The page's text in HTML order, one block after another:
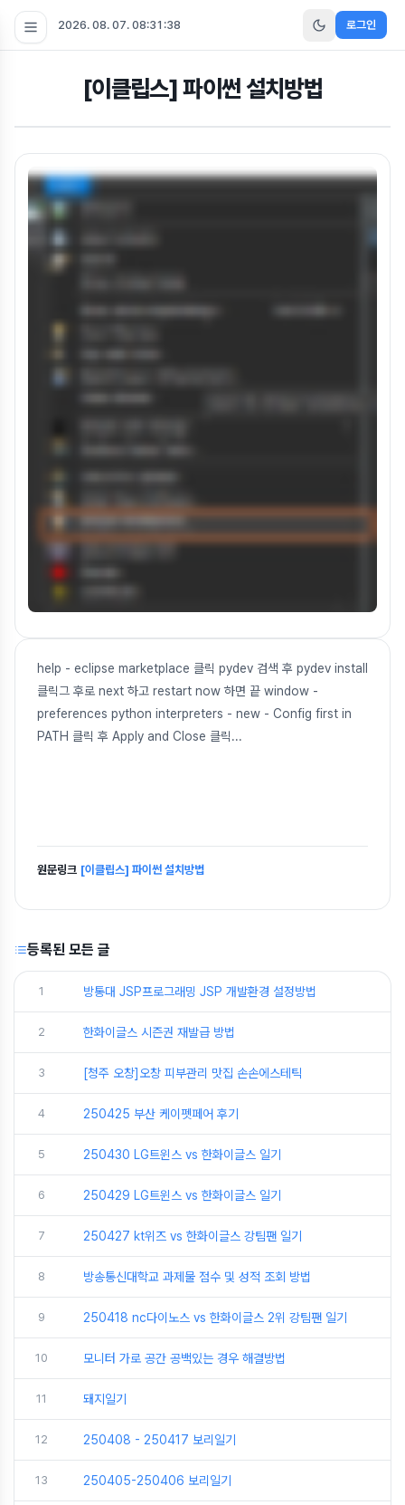
2026. 08. 07. 08:31:39 로그인
[이클립스] 파이썬 설치방법
help - eclipse marketplace 클릭 pydev 검색 후 pydev install
클릭그 후로 next 하고 restart now 하면 끝 window -
preferences python interpreters - new - Config first in
PATH 클릭 후 Apply and Close 클릭...
원문링크 [이클립스] 파이썬 설치방법
등록된 모든 글
1 방통대 JSP프로그래밍 JSP 개발환경 설정방법
2 한화이글스 시즌권 재발급 방법
3 [청주 오창]오창 피부관리 맛집 손손에스테틱
4 250425 부산 케이펫페어 후기
5 250430 LG트윈스 vs 한화이글스 일기
6 250429 LG트윈스 vs 한화이글스 일기
7 250427 kt위즈 vs 한화이글스 강팀팬 일기
8 방송통신대학교 과제물 점수 및 성적 조회 방법
9 250418 nc다이노스 vs 한화이글스 2위 강팀팬 일기
10 모니터 가로 공간 공백있는 경우 해결방법
11 돼지일기
12 250408 - 250417 보리일기
13 250405-250406 보리일기